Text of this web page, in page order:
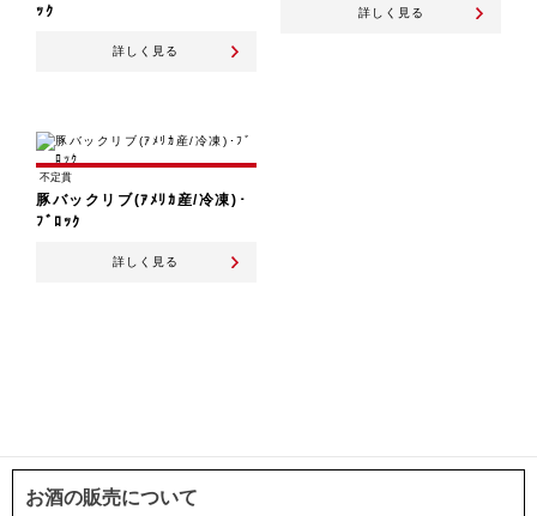
ｯｸ
詳しく見る
詳しく見る
不定貫
豚バックリブ(ｱﾒﾘｶ産/冷凍)･
ﾌﾞﾛｯｸ
詳しく見る
お酒の販売について